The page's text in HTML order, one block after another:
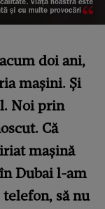
doi ani,
mașini. Și
Noi prin
Că
mașină
Dubai l-am
să nu